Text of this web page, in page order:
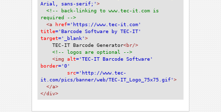
Arial, sans-serif;'>
<!-- back-linking to www.tec-it.com is
required -->
<a href='https://www.tec-it.com'
title='Barcode Software by TEC-IT'
target='_blank'>
TEC-IT Barcode Generator<br/>
<!-- logos are optional -->
<img alt='TEC-IT Barcode Software'
border='0'
src='http://www.tec-
it.com/pics/banner/web/TEC-IT_Logo_75x75.gif'>
</a>
</div>